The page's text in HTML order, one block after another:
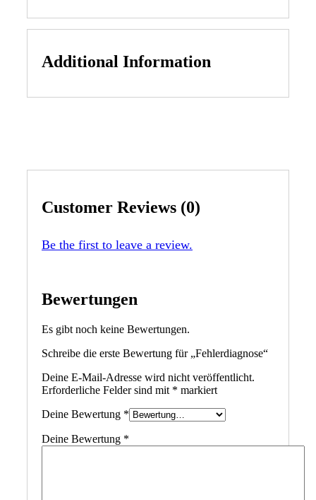
Additional Information
Customer Reviews (0)
Be the first to leave a review.
Bewertungen
Es gibt noch keine Bewertungen.
Schreibe die erste Bewertung für „Fehlerdiagnose“
Deine E-Mail-Adresse wird nicht veröffentlicht.
Erforderliche Felder sind mit * markiert
Deine Bewertung *
Deine Bewertung *